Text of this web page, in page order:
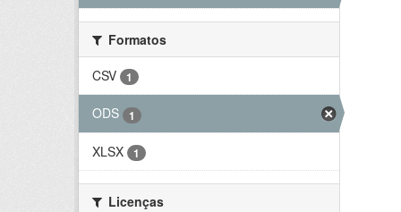
Formatos
CSV
1
ODS 1
XLSX 1
Licenças